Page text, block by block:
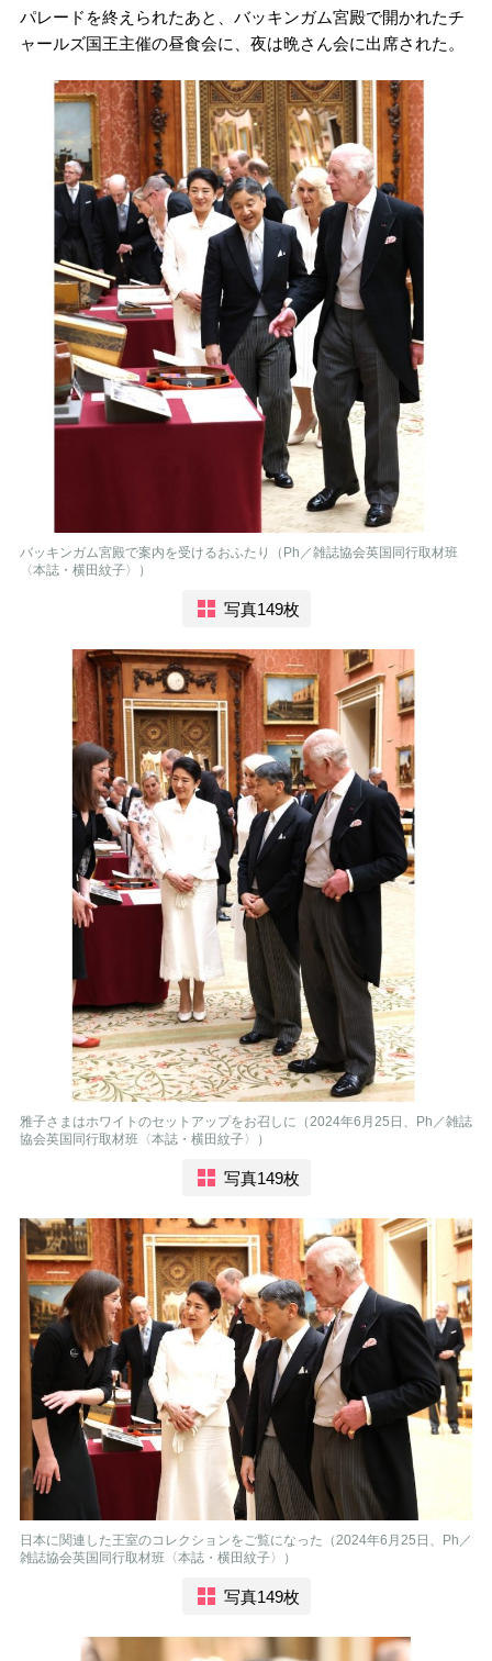
パレードを終えられたあと、バッキンガム宮殿で開かれたチ
ャールズ国王主催の昼食会に、夜は晩さん会に出席された。
バッキンガム宮殿で案内を受けるおふたり（Ph／雑誌協会英国同行取材班
〈本誌・横田紋子〉）
写真149枚
雅子さまはホワイトのセットアップをお召しに（2024年6月25日、Ph／雑誌
協会英国同行取材班〈本誌・横田紋子〉）
写真149枚
日本に関連した王室のコレクションをご覧になった（2024年6月25日、Ph／
雑誌協会英国同行取材班〈本誌・横田紋子〉）
写真149枚